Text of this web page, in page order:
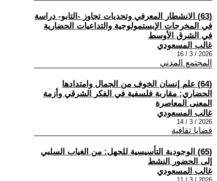
(63) الانشطار المعرفي وتحديات تجاوز -التابو- دراسة
في المخرجات الإبستمولوجية والتداعيات الحضارية
في الشرق الأوسط
غالب المسعودي
2026 / 3 / 16
المجتمع المدني
(64) علم إنسان الخوف من الجمال وامتدادها
الحضاري: مقاربة فلسفية في الفكر الشرقي وأزمة
المعنى المعاصرة
غالب المسعودي
2026 / 3 / 14
قضايا ثقافية
(65) الوجودية التأسيسية للجهل: من الغياب السلبي
إلى الحضور النشط
غالب المسعودي